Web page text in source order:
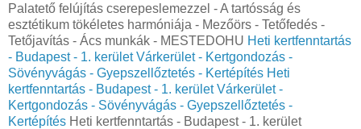
Palatető felújítás cserepeslemezzel - A tartósság és
esztétikum tökéletes harmóniája - Mezőörs - Tetőfedés -
Tetőjavítás - Ács munkák - MESTEDOHU Heti kertfenntartás
- Budapest - 1. kerület Várkerület - Kertgondozás -
Sövényvágás - Gyepszellőztetés - Kertépítés Heti
kertfenntartás - Budapest - 1. kerület Várkerület -
Kertgondozás - Sövényvágás - Gyepszellőztetés -
Kertépítés Heti kertfenntartás - Budapest - 1. kerület